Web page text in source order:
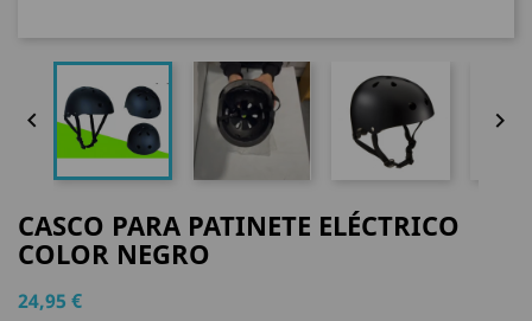
 
CASCO PARA PATINETE ELÉCTRICO
COLOR NEGRO
24,95 €